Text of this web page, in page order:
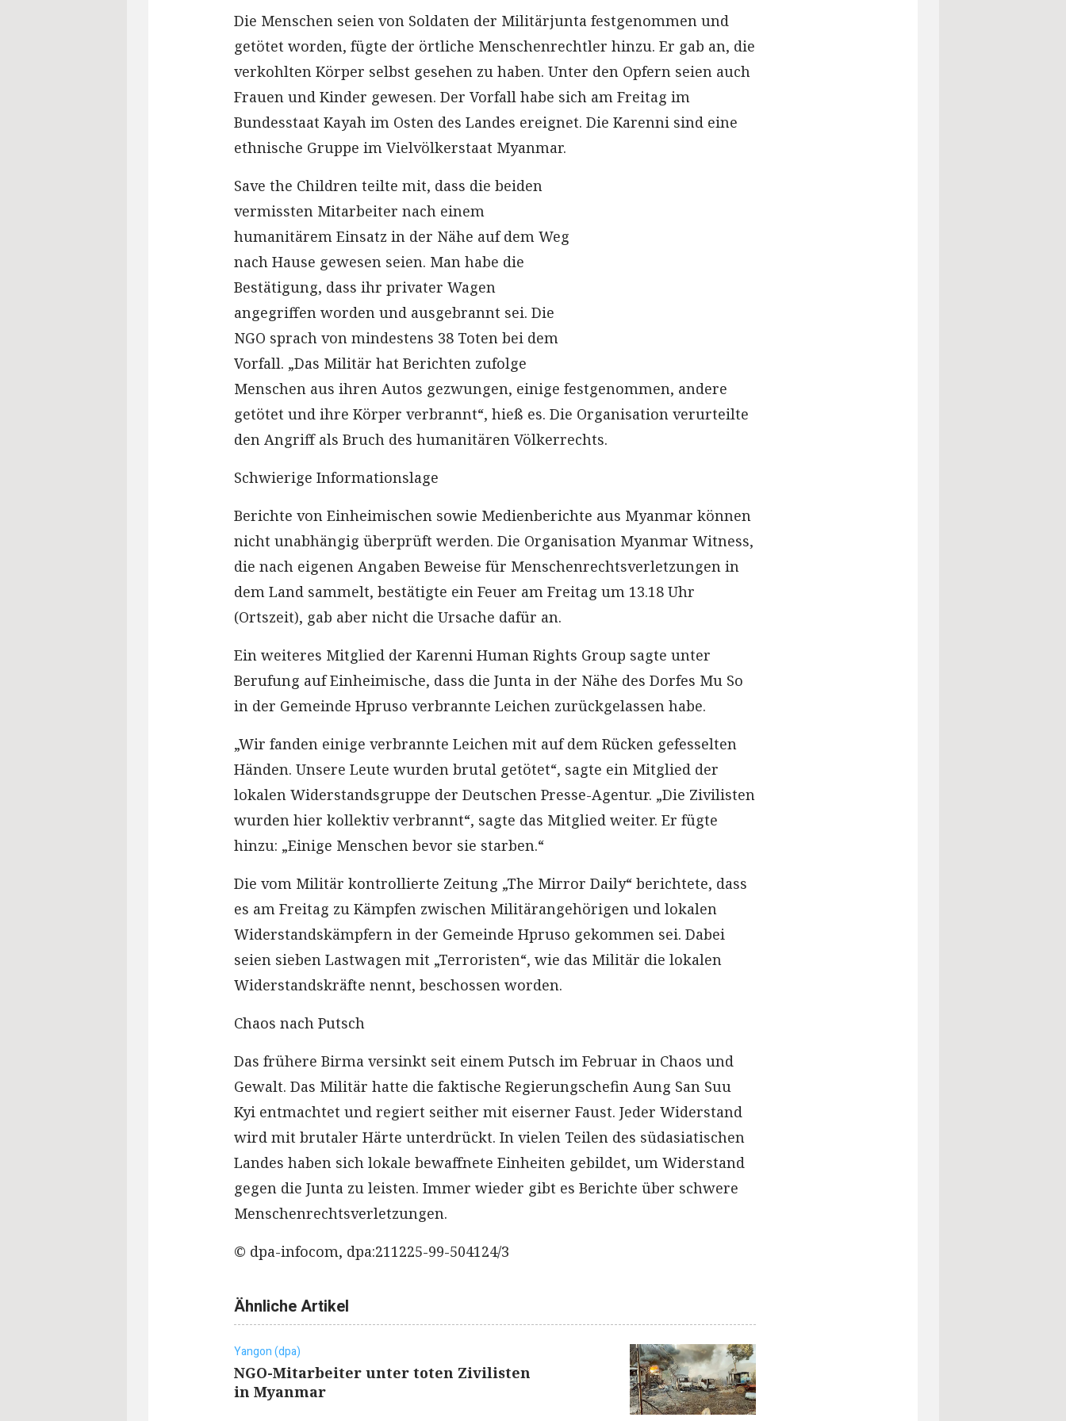
Die Menschen seien von Soldaten der Militärjunta festgenommen und
getötet worden, fügte der örtliche Menschenrechtler hinzu. Er gab an, die
verkohlten Körper selbst gesehen zu haben. Unter den Opfern seien auch
Frauen und Kinder gewesen. Der Vorfall habe sich am Freitag im
Bundesstaat Kayah im Osten des Landes ereignet. Die Karenni sind eine
ethnische Gruppe im Vielvölkerstaat Myanmar.
Save the Children teilte mit, dass die beiden
vermissten Mitarbeiter nach einem
humanitärem Einsatz in der Nähe auf dem Weg
nach Hause gewesen seien. Man habe die
Bestätigung, dass ihr privater Wagen
angegriffen worden und ausgebrannt sei. Die
NGO sprach von mindestens 38 Toten bei dem
Vorfall. „Das Militär hat Berichten zufolge
Menschen aus ihren Autos gezwungen, einige festgenommen, andere
getötet und ihre Körper verbrannt“, hieß es. Die Organisation verurteilte
den Angriff als Bruch des humanitären Völkerrechts.
Schwierige Informationslage
Berichte von Einheimischen sowie Medienberichte aus Myanmar können
nicht unabhängig überprüft werden. Die Organisation Myanmar Witness,
die nach eigenen Angaben Beweise für Menschenrechtsverletzungen in
dem Land sammelt, bestätigte ein Feuer am Freitag um 13.18 Uhr
(Ortszeit), gab aber nicht die Ursache dafür an.
Ein weiteres Mitglied der Karenni Human Rights Group sagte unter
Berufung auf Einheimische, dass die Junta in der Nähe des Dorfes Mu So
in der Gemeinde Hpruso verbrannte Leichen zurückgelassen habe.
„Wir fanden einige verbrannte Leichen mit auf dem Rücken gefesselten
Händen. Unsere Leute wurden brutal getötet“, sagte ein Mitglied der
lokalen Widerstandsgruppe der Deutschen Presse-Agentur. „Die Zivilisten
wurden hier kollektiv verbrannt“, sagte das Mitglied weiter. Er fügte
hinzu: „Einige Menschen bevor sie starben.“
Die vom Militär kontrollierte Zeitung „The Mirror Daily“ berichtete, dass
es am Freitag zu Kämpfen zwischen Militärangehörigen und lokalen
Widerstandskämpfern in der Gemeinde Hpruso gekommen sei. Dabei
seien sieben Lastwagen mit „Terroristen“, wie das Militär die lokalen
Widerstandskräfte nennt, beschossen worden.
Chaos nach Putsch
Das frühere Birma versinkt seit einem Putsch im Februar in Chaos und
Gewalt. Das Militär hatte die faktische Regierungschefin Aung San Suu
Kyi entmachtet und regiert seither mit eiserner Faust. Jeder Widerstand
wird mit brutaler Härte unterdrückt. In vielen Teilen des südasiatischen
Landes haben sich lokale bewaffnete Einheiten gebildet, um Widerstand
gegen die Junta zu leisten. Immer wieder gibt es Berichte über schwere
Menschenrechtsverletzungen.
© dpa-infocom, dpa:211225-99-504124/3
Ähnliche Artikel
Yangon (dpa)
NGO-Mitarbeiter unter toten Zivilisten
in Myanmar